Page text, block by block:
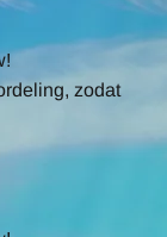
zodat